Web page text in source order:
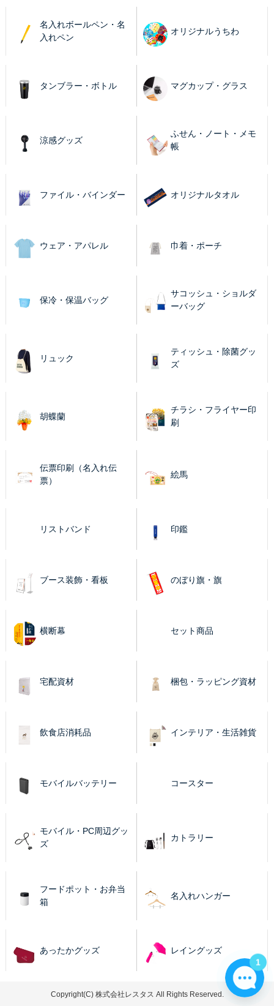
名入れボールペン・名
入れペン
オリジナルうちわ
タンブラー・ボトル マグカップ・グラス
涼感グッズ
ふせん・ノート・メモ
帳
ファイル・バインダー オリジナルタオル
ウェア・アパレル 巾着・ポーチ
保冷・保温バッグ
サコッシュ・ショルダ
ーバッグ
リュック
ティッシュ・除菌グッ
ズ
胡蝶蘭
チラシ・フライヤー印
刷
伝票印刷（名入れ伝
票）
絵馬
リストバンド 印鑑
ブース装飾・看板 のぼり旗・旗
横断幕 セット商品
宅配資材 梱包・ラッピング資材
飲食店消耗品 インテリア・生活雑貨
モバイルバッテリー コースター
モバイル・PC周辺グッ
ズ
カトラリー
フードポット・お弁当
箱
名入れハンガー
あったかグッズ レイングッズ
Copyright(C) 株式会社レスタス All Rights Reserved.
1